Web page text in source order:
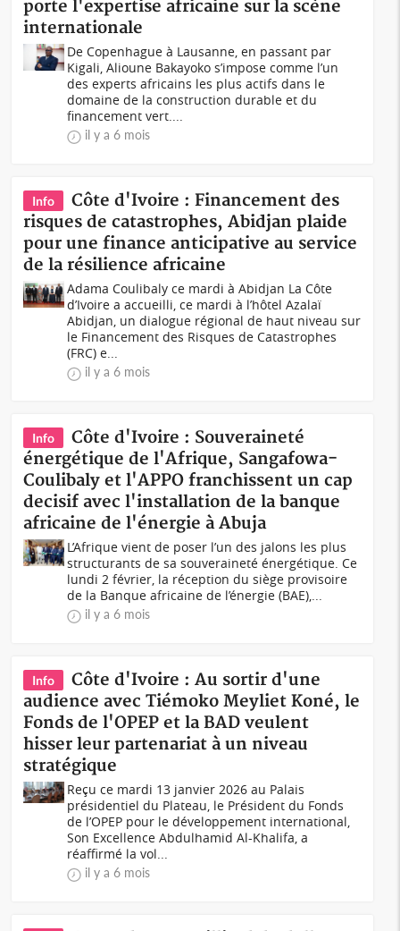
porte l'expertise africaine sur la scène
internationale
De Copenhague à Lausanne, en passant par
Kigali, Alioune Bakayoko s’impose comme l’un
des experts africains les plus actifs dans le
domaine de la construction durable et du
financement vert....
il y a 6 mois
Info
Côte d'Ivoire : Financement des
risques de catastrophes, Abidjan plaide
pour une finance anticipative au service
de la résilience africaine
Adama Coulibaly ce mardi à Abidjan La Côte
d’Ivoire a accueilli, ce mardi à l’hôtel Azalaï
Abidjan, un dialogue régional de haut niveau sur
le Financement des Risques de Catastrophes
(FRC) e...
il y a 6 mois
Info
Côte d'Ivoire : Souveraineté
énergétique de l'Afrique, Sangafowa-
Coulibaly et l'APPO franchissent un cap
decisif avec l'installation de la banque
africaine de l'énergie à Abuja
L’Afrique vient de poser l’un des jalons les plus
structurants de sa souveraineté énergétique. Ce
lundi 2 février, la réception du siège provisoire
de la Banque africaine de l’énergie (BAE),...
il y a 6 mois
Info
Côte d'Ivoire : Au sortir d'une
audience avec Tiémoko Meyliet Koné, le
Fonds de l'OPEP et la BAD veulent
hisser leur partenariat à un niveau
stratégique
Reçu ce mardi 13 janvier 2026 au Palais
présidentiel du Plateau, le Président du Fonds
de l’OPEP pour le développement international,
Son Excellence Abdulhamid Al-Khalifa, a
réaffirmé la vol...
il y a 6 mois